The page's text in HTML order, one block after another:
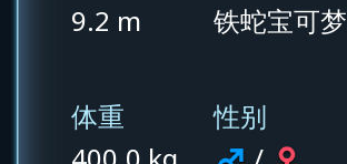
9.2 m
铁蛇宝可梦
体重
性别